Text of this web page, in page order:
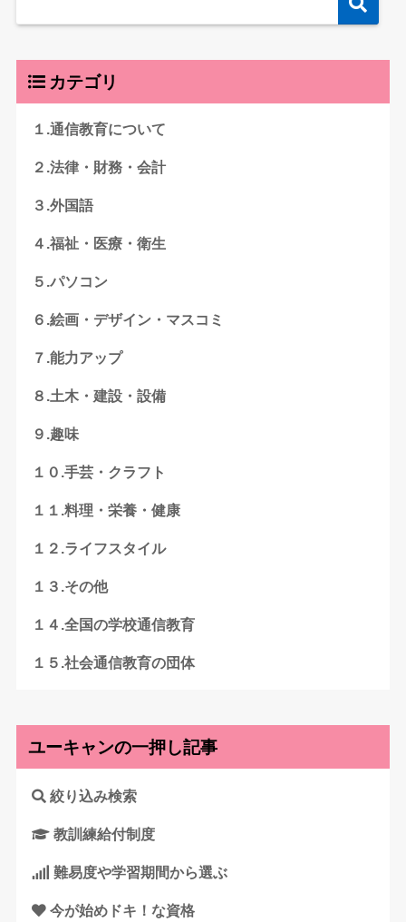
カテゴリ
１.通信教育について
２.法律・財務・会計
３.外国語
４.福祉・医療・衛生
５.パソコン
６.絵画・デザイン・マスコミ
７.能力アップ
８.土木・建設・設備
９.趣味
１０.手芸・クラフト
１１.料理・栄養・健康
１２.ライフスタイル
１３.その他
１４.全国の学校通信教育
１５.社会通信教育の団体
ユーキャンの一押し記事
絞り込み検索
教訓練給付制度
難易度や学習期間から選ぶ
今が始めドキ！な資格